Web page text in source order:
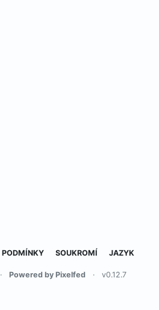
PODMÍNKY SOUKROMÍ JAZYK
· Powered by Pixelfed · v0.12.7